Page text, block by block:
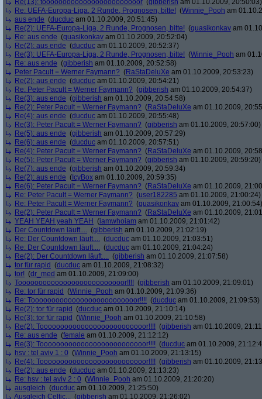
Re(13): toooooooooooooooooooooooor (gibberish am 01.10.2009, 20:50:03)
Re: UEFA-Europa-Liga, 2 Runde, Prognosen, bitte! (Winnie_Pooh am
aus ende (ducduc am 01.10.2009, 20:51:45)
Re(2): UEFA-Europa-Liga, 2 Runde, Prognosen, bitte! (quasikonkav am
Re: aus ende (quasikonkav am 01.10.2009, 20:52:04)
Re(2): aus ende (ducduc am 01.10.2009, 20:52:37)
Re(3): UEFA-Europa-Liga, 2 Runde, Prognosen, bitte! (Winnie_Pooh am
Re: aus ende (gibberish am 01.10.2009, 20:52:58)
Peter Pacult = Werner Faymann? (RaStaDeluXe am 01.10.2009, 20:53:23)
Re(2): aus ende (ducduc am 01.10.2009, 20:54:21)
Re: Peter Pacult = Werner Faymann? (gibberish am 01.10.2009, 20:54:37)
Re(3): aus ende (gibberish am 01.10.2009, 20:54:58)
Re(2): Peter Pacult = Werner Faymann? (RaStaDeluXe am 01.10.2009,
Re(4): aus ende (ducduc am 01.10.2009, 20:55:48)
Re(3): Peter Pacult = Werner Faymann? (gibberish am 01.10.2009, 20:57:00)
Re(5): aus ende (gibberish am 01.10.2009, 20:57:29)
Re(6): aus ende (ducduc am 01.10.2009, 20:57:51)
Re(4): Peter Pacult = Werner Faymann? (RaStaDeluXe am 01.10.2009,
Re(5): Peter Pacult = Werner Faymann? (gibberish am 01.10.2009, 20:59:20)
Re(7): aus ende (gibberish am 01.10.2009, 20:59:34)
Re(2): aus ende ( IcyBox am 01.10.2009, 20:59:35)
Re(6): Peter Pacult = Werner Faymann? (RaStaDeluXe am 01.10.2009,
Re: Peter Pacult = Werner Faymann? (user182285 am 01.10.2009, 21:00:24)
Re: Peter Pacult = Werner Faymann? (quasikonkav am 01.10.2009, 21:00:54)
Re(2): Peter Pacult = Werner Faymann? (RaStaDeluXe am 01.10.2009,
YEAH YEAH yeah YEAH (iamwhoiam am 01.10.2009, 21:01:42)
Der Countdown läuft.... (gibberish am 01.10.2009, 21:02:19)
Re: Der Countdown läuft.... (ducduc am 01.10.2009, 21:03:51)
Re: Der Countdown läuft.... (ducduc am 01.10.2009, 21:04:24)
Re(2): Der Countdown läuft.... (gibberish am 01.10.2009, 21:07:58)
tor für rapid (ducduc am 01.10.2009, 21:08:32)
tor! (dr_med am 01.10.2009, 21:09:00)
Toooooooooooooooooooooooooor!!!! (gibberish am 01.10.2009, 21:09:01)
Re: tor für rapid (Winnie_Pooh am 01.10.2009, 21:09:36)
Re: Toooooooooooooooooooooooooor!!!! (ducduc am 01.10.2009, 21:09:53)
Re(2): tor für rapid (ducduc am 01.10.2009, 21:10:14)
Re(3): tor für rapid (Winnie_Pooh am 01.10.2009, 21:10:58)
Re(2): Toooooooooooooooooooooooooor!!!! (gibberish am 01.10.2009,
Re: aus ende (female am 01.10.2009, 21:12:12)
Re(3): Toooooooooooooooooooooooooor!!!! (ducduc am 01.10.2009,
hsv : tel aviv 1 : 0 (Winnie_Pooh am 01.10.2009, 21:13:15)
Re(4): Toooooooooooooooooooooooooor!!!! (gibberish am 01.10.2009,
Re(2): aus ende (ducduc am 01.10.2009, 21:13:23)
Re: hsv : tel aviv 2 : 0 (Winnie_Pooh am 01.10.2009, 21:20:20)
ausgleich (ducduc am 01.10.2009, 21:25:50)
Ausgleich Celtic... (gibberish am 01.10.2009, 21:26:02)